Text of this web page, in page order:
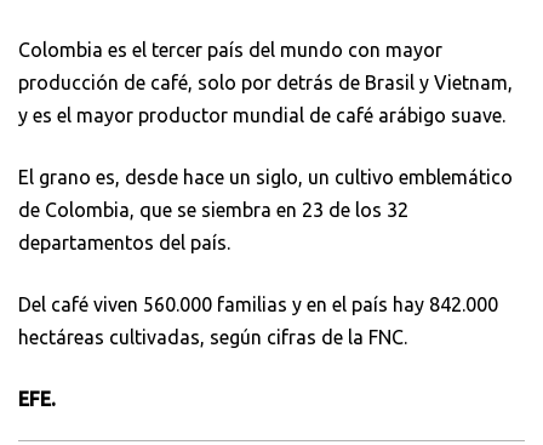
Colombia es el tercer país del mundo con mayor
producción de café, solo por detrás de Brasil y Vietnam,
y es el mayor productor mundial de café arábigo suave.
El grano es, desde hace un siglo, un cultivo emblemático
de Colombia, que se siembra en 23 de los 32
departamentos del país.
Del café viven 560.000 familias y en el país hay 842.000
hectáreas cultivadas, según cifras de la FNC.
EFE.